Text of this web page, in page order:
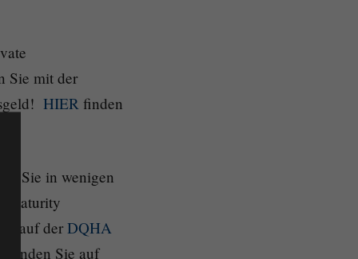
Sie mit der
HIER finden
Sie in wenigen
Maturity
auf der DQHA
finden Sie auf